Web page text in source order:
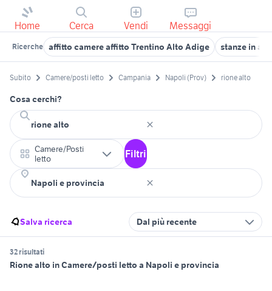
Home Cerca Vendi Messaggi
Ricerche affitto camere affitto Trentino Alto Adige stanze in
Subito Camere/posti letto Campania Napoli (Prov) rione alto
Cosa cerchi?
Camere/Posti
letto
Filtri
Salva ricerca Dal più recente
32 risultati
Rione alto in Camere/posti letto a Napoli e provincia